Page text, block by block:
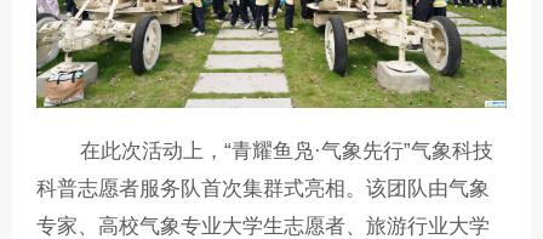
在此次活动上，“青耀鱼凫·气象先行”气象科技
科普志愿者服务队首次集群式亮相。该团队由气象
专家、高校气象专业大学生志愿者、旅游行业大学